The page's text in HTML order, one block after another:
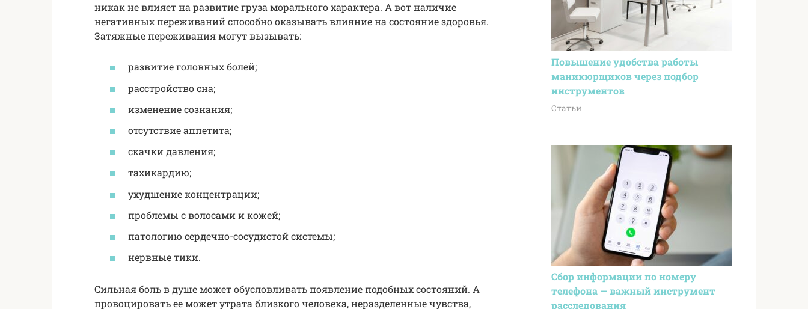
никак не влияет на развитие груза морального характера. А вот наличие
негативных переживаний способно оказывать влияние на состояние здоровья.
Затяжные переживания могут вызывать:
развитие головных болей;
расстройство сна;
изменение сознания;
отсутствие аппетита;
скачки давления;
тахикардию;
ухудшение концентрации;
проблемы с волосами и кожей;
патологию сердечно-сосудистой системы;
нервные тики.
Сильная боль в душе может обусловливать появление подобных состояний. А
провоцировать ее может утрата близкого человека, неразделенные чувства,
Повышение удобства работы
маникюрщиков через подбор
инструментов
Статьи
Сбор информации по номеру
телефона — важный инструмент
расследования